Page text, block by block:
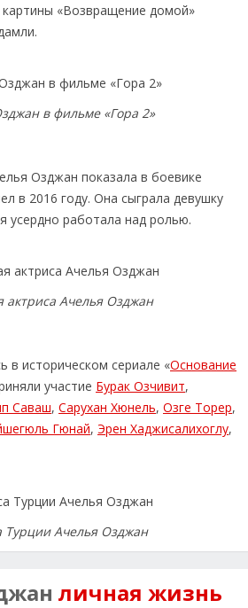
«Возвращение домой»
в фильме «Гора 2»
Озджан показала в боевике
в 2016 году. Она сыграла девушку
усердно работала над ролью.
актриса Ачелья Озджан
в историческом сериале «Основание
участие Бурак Озчивит,
Саваш, Сарухан Хюнель, Озге Торер,
Гюнай, Эрен Хаджисалихоглу,
Турции Ачелья Озджан
личная жизнь